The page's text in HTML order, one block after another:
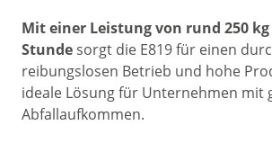
Mit einer Leistung von rund 250
Stundesorgt die E819 für einen
reibungslosen Betrieb und hohe
ideale Lösung für Unternehmen mit
Abfallaufkommen.